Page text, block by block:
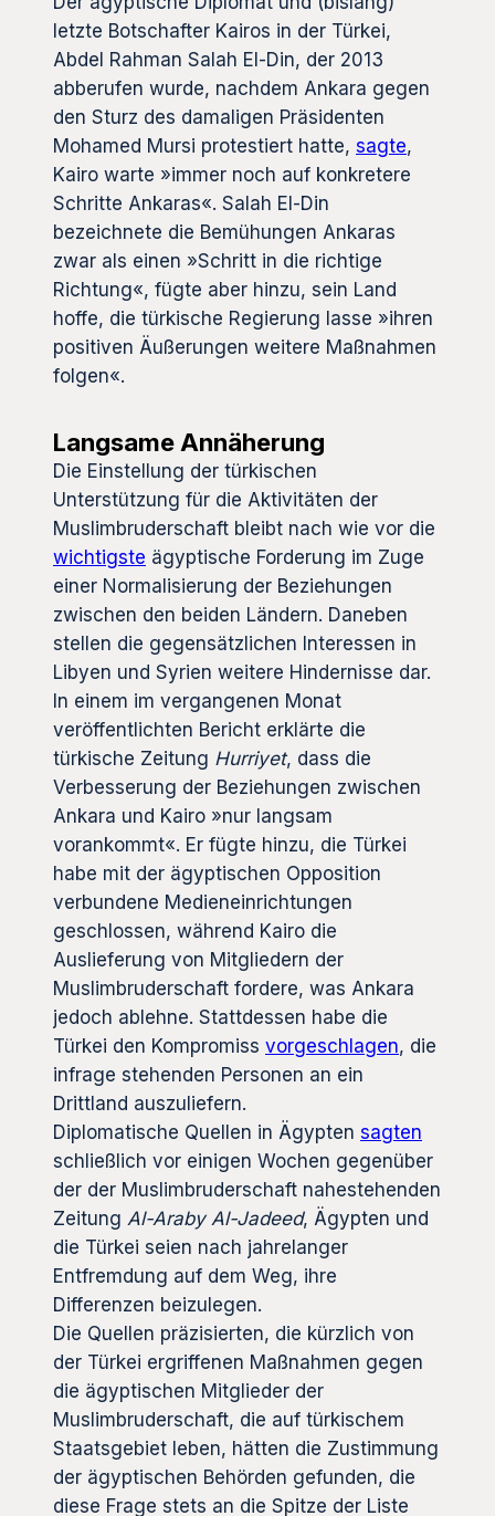
letzte Botschafter Kairos in der Türkei,
Abdel Rahman Salah El-Din, der 2013
abberufen wurde, nachdem Ankara gegen
den Sturz des damaligen Präsidenten
Mohamed Mursi protestiert hatte, sagte,
Kairo warte »immer noch auf konkretere
Schritte Ankaras«. Salah El-Din
bezeichnete die Bemühungen Ankaras
zwar als einen »Schritt in die richtige
Richtung«, fügte aber hinzu, sein Land
hoffe, die türkische Regierung lasse »ihren
positiven Äußerungen weitere Maßnahmen
folgen«.
Langsame Annäherung
Die Einstellung der türkischen
Unterstützung für die Aktivitäten der
Muslimbruderschaft bleibt nach wie vor die
wichtigste ägyptische Forderung im Zuge
einer Normalisierung der Beziehungen
zwischen den beiden Ländern. Daneben
stellen die gegensätzlichen Interessen in
Libyen und Syrien weitere Hindernisse dar.
In einem im vergangenen Monat
veröffentlichten Bericht erklärte die
türkische Zeitung Hurriyet, dass die
Verbesserung der Beziehungen zwischen
Ankara und Kairo »nur langsam
vorankommt«. Er fügte hinzu, die Türkei
habe mit der ägyptischen Opposition
verbundene Medieneinrichtungen
geschlossen, während Kairo die
Auslieferung von Mitgliedern der
Muslimbruderschaft fordere, was Ankara
jedoch ablehne. Stattdessen habe die
Türkei den Kompromiss vorgeschlagen, die
infrage stehenden Personen an ein
Drittland auszuliefern.
Diplomatische Quellen in Ägypten sagten
schließlich vor einigen Wochen gegenüber
der der Muslimbruderschaft nahestehenden
Zeitung Al-Araby Al-Jadeed, Ägypten und
die Türkei seien nach jahrelanger
Entfremdung auf dem Weg, ihre
Differenzen beizulegen.
Die Quellen präzisierten, die kürzlich von
der Türkei ergriffenen Maßnahmen gegen
die ägyptischen Mitglieder der
Muslimbruderschaft, die auf türkischem
Staatsgebiet leben, hätten die Zustimmung
der ägyptischen Behörden gefunden, die
diese Frage stets an die Spitze der Liste